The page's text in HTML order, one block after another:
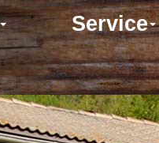
Service